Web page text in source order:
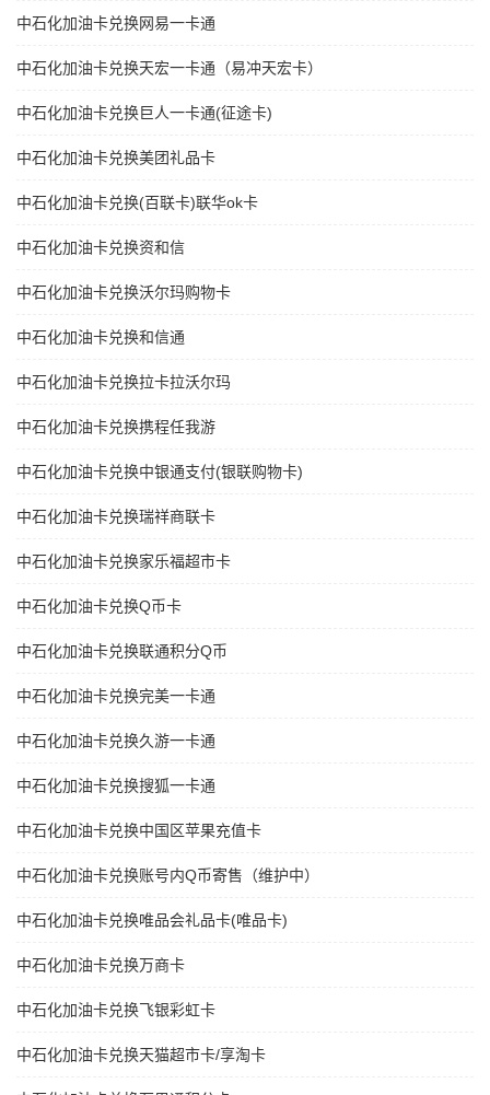
中石化加油卡兑换网易一卡通
中石化加油卡兑换天宏一卡通（易冲天宏卡）
中石化加油卡兑换巨人一卡通(征途卡)
中石化加油卡兑换美团礼品卡
中石化加油卡兑换(百联卡)联华ok卡
中石化加油卡兑换资和信
中石化加油卡兑换沃尔玛购物卡
中石化加油卡兑换和信通
中石化加油卡兑换拉卡拉沃尔玛
中石化加油卡兑换携程任我游
中石化加油卡兑换中银通支付(银联购物卡)
中石化加油卡兑换瑞祥商联卡
中石化加油卡兑换家乐福超市卡
中石化加油卡兑换Q币卡
中石化加油卡兑换联通积分Q币
中石化加油卡兑换完美一卡通
中石化加油卡兑换久游一卡通
中石化加油卡兑换搜狐一卡通
中石化加油卡兑换中国区苹果充值卡
中石化加油卡兑换账号内Q币寄售（维护中）
中石化加油卡兑换唯品会礼品卡(唯品卡)
中石化加油卡兑换万商卡
中石化加油卡兑换飞银彩虹卡
中石化加油卡兑换天猫超市卡/享淘卡